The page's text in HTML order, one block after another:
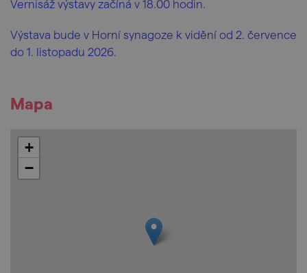
Vernisáž výstavy začíná v 18.00 hodin.
Výstava bude v Horní synagoze k vidění od 2. července
do 1. listopadu 2026.
Mapa
+
−